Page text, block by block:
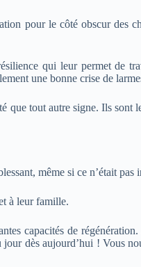
pour le côté obscur des
qui leur permet de
une bonne crise de
que tout autre signe. Ils sont
même si ce n’était pas
à leur famille.
capacités de
dès aujourd’hui ! Vous